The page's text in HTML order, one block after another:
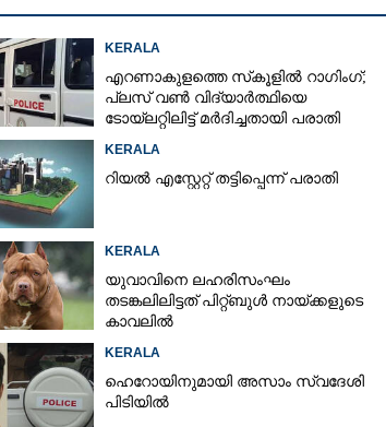
KERALA
എറണാകുളത്തെ സ്‌കൂളിൽ റാഗിംഗ്;
പ്ലസ് വൺ വിദ്യാർത്ഥിയെ
ടോയ്‌ലറ്റിലിട്ട് മർദിച്ചതായി പരാതി
KERALA
റിയൽ എസ്റ്റേറ്റ് തട്ടിപ്പെന്ന് പരാതി
KERALA
യുവാവിനെ ലഹരിസംഘം
തടങ്കലിലിട്ടത് പിറ്റ്ബുൾ നായ്‌ക്കളുടെ
കാവലിൽ
KERALA
ഹെറോയിനുമായി അസാം സ്വദേശി
പിടിയിൽ